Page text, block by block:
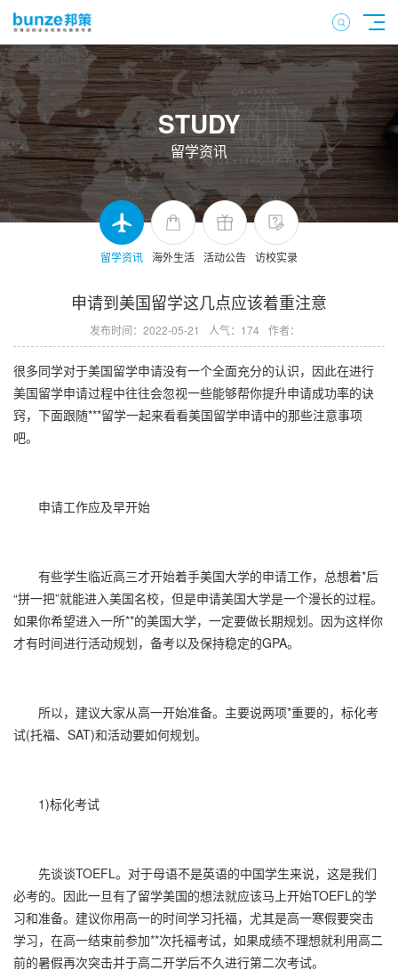
STUDY
留学资讯
留学资讯 海外生活 活动公告 访校实录
申请到美国留学这几点应该着重注意
发布时间：2022-05-21 人气：174 作者：
很多同学对于美国留学申请没有一个全面充分的认识，因此在进行
美国留学申请过程中往往会忽视一些能够帮你提升申请成功率的诀
窍，下面跟随***留学一起来看看美国留学申请中的那些注意事项
吧。
申请工作应及早开始
有些学生临近高三才开始着手美国大学的申请工作，总想着*后
“拼一把”就能进入美国名校，但是申请美国大学是一个漫长的过程。
如果你希望进入一所**的美国大学，一定要做长期规划。因为这样你
才有时间进行活动规划，备考以及保持稳定的GPA。
所以，建议大家从高一开始准备。主要说两项*重要的，标化考
试(托福、SAT)和活动要如何规划。
1)标化考试
先谈谈TOEFL。对于母语不是英语的中国学生来说，这是我们
必考的。因此一旦有了留学美国的想法就应该马上开始TOEFL的学
习和准备。建议你用高一的时间学习托福，尤其是高一寒假要突击
学习，在高一结束前参加**次托福考试，如果成绩不理想就利用高二
前的暑假再次突击并于高二开学后不久进行第二次考试。